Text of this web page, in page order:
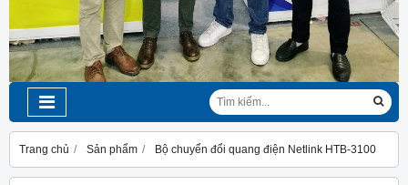
Trang chủ Sản phẩm Bộ chuyển đổi quang điện Netlink HTB-3100